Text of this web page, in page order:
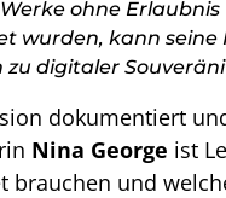
ohne
wurden, kann
zu digitaler
dokumentiert
Nina George ist
und